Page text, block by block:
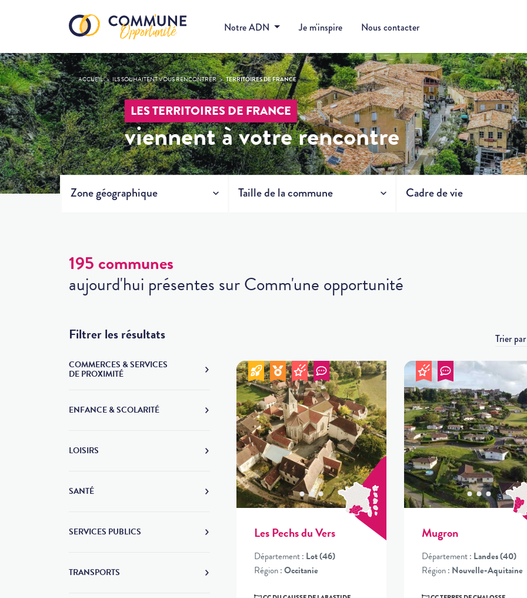
Notre ADN Je m'inspire Nous contacter
ACCUEIL ILS SOUHAITENT VOUS RENCONTRER TERRITOIRES DE FRANCE
LES TERRITOIRES DE FRANCE
viennent à votre rencontre
Zone géographique Taille de la commune Cadre de vie
195 communes
aujourd'hui présentes sur Comm'une opportunité
Filtrer les résultats
COMMERCES & SERVICES
DE PROXIMITÉ
ENFANCE & SCOLARITÉ
LOISIRS
SANTÉ
SERVICES PUBLICS
TRANSPORTS
Trier par
Les Pechs du Vers
Département : Lot (46)
Région :Occitanie
Mugron
Département : Landes (40)
Région : Nouvelle-Aquitaine